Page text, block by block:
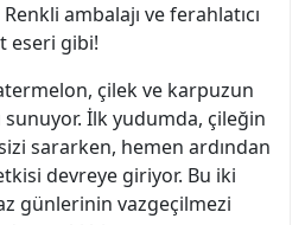
ambalajı ve ferahlatıcı
eseri gibi!
çilek ve karpuzun
İlk yudumda, çileğin
sararken, hemen ardından
devreye giriyor. Bu iki
günlerinin vazgeçilmezi